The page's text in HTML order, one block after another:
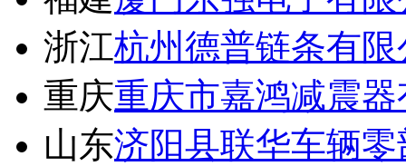
浙江杭州德普链条有限
重庆重庆市嘉鸿减震
山东济阳县联华车辆